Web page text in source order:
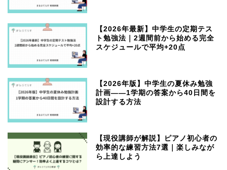
【2026年最新】中学生の定期テス
ト勉強法｜2週間前から始める完全
スケジュールで平均+20点
【2026年版】中学生の夏休み勉強
計画——1学期の答案から40日間を
設計する方法
【現役講師が解説】ピアノ初心者の
効率的な練習方法7選｜楽しみなが
ら上達しよう